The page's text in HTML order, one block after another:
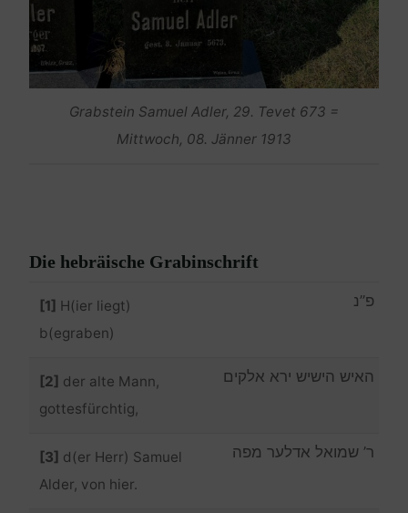
Grabstein Samuel Adler, 29. Tevet 673 =
Mittwoch, 08. Jänner 1913
Die hebräische Grabinschrift
[1] H(ier liegt)
b(egraben)
פ”נ
[2] der alte Mann,
gottesfürchtig,
האיש הישיש ירא אלקים
[3] d(er Herr) Samuel
Alder, von hier.
ר’ שמואל אדלער מפה